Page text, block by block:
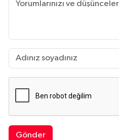
Gönder